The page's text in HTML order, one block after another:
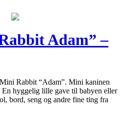
Adam” –
Rabbit “Adam”. Mini kaninen
hyggelig lille gave til babyen eller
bord, seng og andre fine ting fra